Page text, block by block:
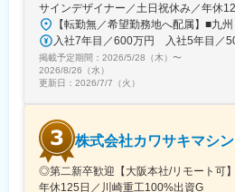
サインデザイナー／土日祝休み／年休
入社7年目／600万円 入社5年目／
掲載予定期間： 2026/5/28（木） 〜
2026/8/26（水）
更新日： 2026/7/7（火）
株式会社カワサキマシ
◎第二新卒歓迎【大阪本社/リモート可
年休125日／川崎重工100%出資G